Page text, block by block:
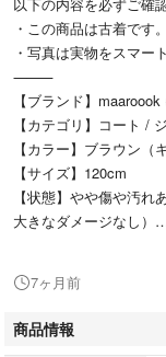
・この商品は古着です
・写真は実物をスマー
⸻
【ブランド】
【カテゴリ】コート /
【カラー】ブラウン（
【サイズ】120cm
【状態】やや傷や汚れ
大きなダメージなし）
maaroook（マールーク
す。
＜デザイン・特徴＞
7ヶ月前
商品情報